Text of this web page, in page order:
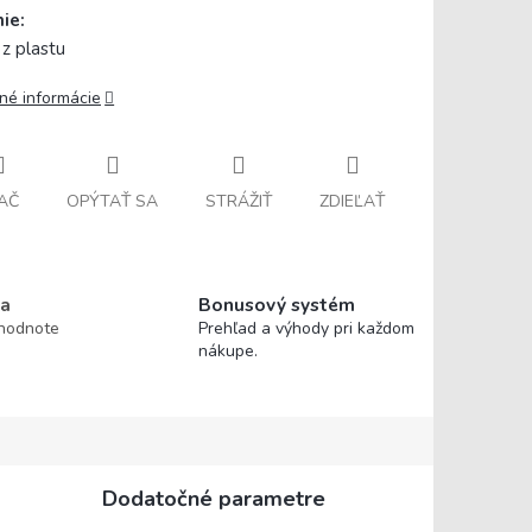
plastu
informácie
OPÝTAŤ SA STRÁŽIŤ ZDIEĽAŤ
Bonusový systém
Prehľad a výhody pri každom
nákupe.
Dodatočné parametre